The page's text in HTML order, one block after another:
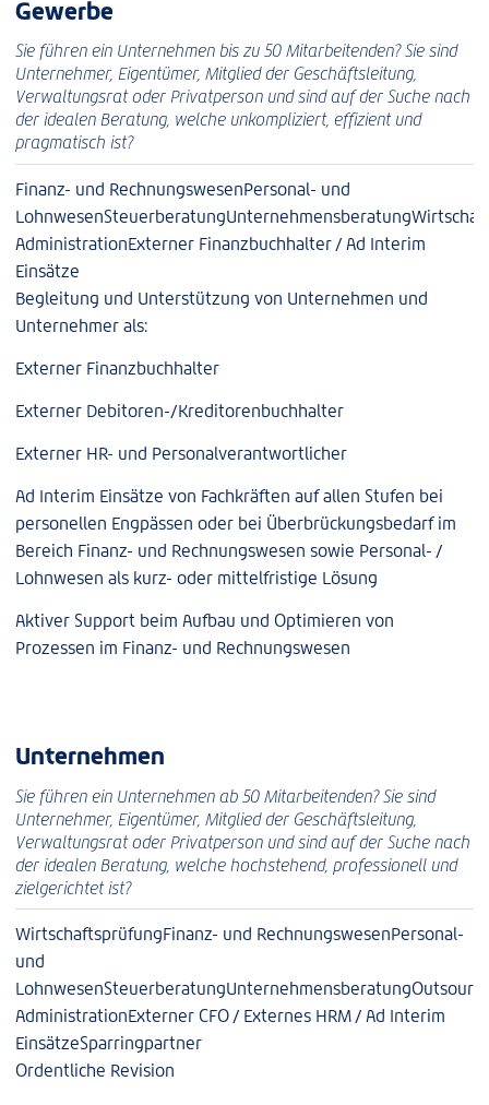
Gewerbe
Sie führen ein Unternehmen bis zu 50 Mitarbeitenden? Sie sind
Unternehmer, Eigentümer, Mitglied der Geschäftsleitung,
Verwaltungsrat oder Privatperson und sind auf der Suche nach
der idealen Beratung, welche unkompliziert, effizient und
pragmatisch ist?
Finanz- und RechnungswesenPersonal- und
LohnwesenSteuerberatungUnternehmensberatung
AdministrationExterner Finanzbuchhalter / Ad Interim
Einsätze
Begleitung und Unterstützung von Unternehmen und
Unternehmer als:
Externer Finanzbuchhalter
Externer Debitoren-/Kreditorenbuchhalter
Externer HR- und Personalverantwortlicher
Ad Interim Einsätze von Fachkräften auf allen Stufen bei
personellen Engpässen oder bei Überbrückungsbedarf im
Bereich Finanz- und Rechnungswesen sowie Personal- /
Lohnwesen als kurz- oder mittelfristige Lösung
Aktiver Support beim Aufbau und Optimieren von
Prozessen im Finanz- und Rechnungswesen
Unternehmen
Sie führen ein Unternehmen ab 50 Mitarbeitenden? Sie sind
Unternehmer, Eigentümer, Mitglied der Geschäftsleitung,
Verwaltungsrat oder Privatperson und sind auf der Suche nach
der idealen Beratung, welche hochstehend, professionell und
zielgerichtet ist?
WirtschaftsprüfungFinanz- und RechnungswesenPersonal-
und
LohnwesenSteuerberatungUnternehmensberatung
AdministrationExterner CFO / Externes HRM / Ad Interim
EinsätzeSparringpartner
Ordentliche Revision